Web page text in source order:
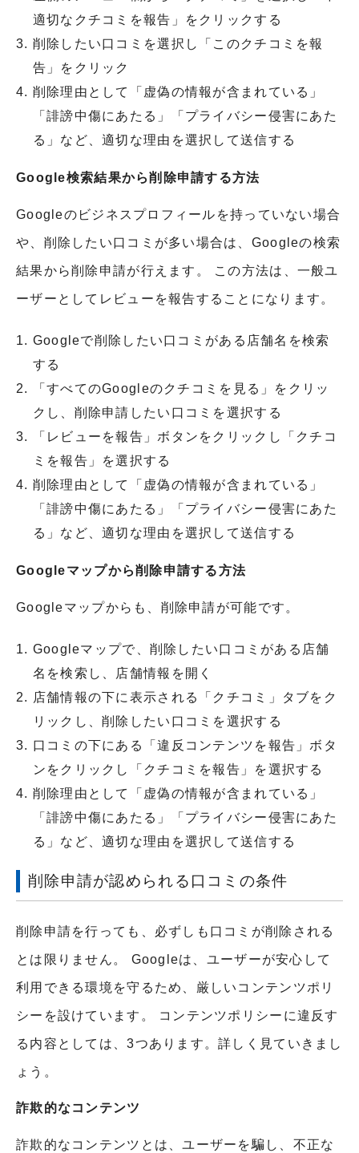
適切なクチコミを報告」をクリックする
削除したい口コミを選択し「このクチコミを報
告」をクリック
削除理由として「虚偽の情報が含まれている」
「誹謗中傷にあたる」「プライバシー侵害にあた
る」など、適切な理由を選択して送信する
Google検索結果から削除申請する方法
Googleのビジネスプロフィールを持っていない場合
や、削除したい口コミが多い場合は、Googleの検索
結果から削除申請が行えます。 この方法は、一般ユ
ーザーとしてレビューを報告することになります。
Googleで削除したい口コミがある店舗名を検索
する
「すべてのGoogleのクチコミを見る」をクリッ
クし、削除申請したい口コミを選択する
「レビューを報告」ボタンをクリックし「クチコ
ミを報告」を選択する
削除理由として「虚偽の情報が含まれている」
「誹謗中傷にあたる」「プライバシー侵害にあた
る」など、適切な理由を選択して送信する
Googleマップから削除申請する方法
Googleマップからも、削除申請が可能です。
Googleマップで、削除したい口コミがある店舗
名を検索し、店舗情報を開く
店舗情報の下に表示される「クチコミ」タブをク
リックし、削除したい口コミを選択する
口コミの下にある「違反コンテンツを報告」ボタ
ンをクリックし「クチコミを報告」を選択する
削除理由として「虚偽の情報が含まれている」
「誹謗中傷にあたる」「プライバシー侵害にあた
る」など、適切な理由を選択して送信する
削除申請が認められる口コミの条件
削除申請を行っても、必ずしも口コミが削除される
とは限りません。 Googleは、ユーザーが安心して
利用できる環境を守るため、厳しいコンテンツポリ
シーを設けています。 コンテンツポリシーに違反す
る内容としては、3つあります。詳しく見ていきまし
ょう。
詐欺的なコンテンツ
詐欺的なコンテンツとは、ユーザーを騙し、不正な